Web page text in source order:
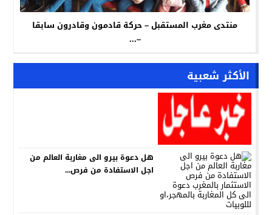
منتدى مغرب المستقبل – حركة قادمون وقادرون سابقا
–...
الأكثر شعبية
هل دعوة بيرو الى مغاربة العالم من
اجل الاستفادة من فرص...